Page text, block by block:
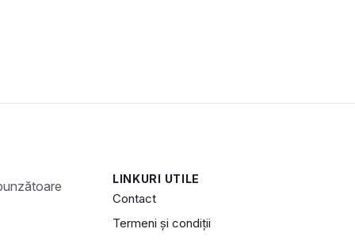
LINKURI UTILE
Contact
Termeni și condiții